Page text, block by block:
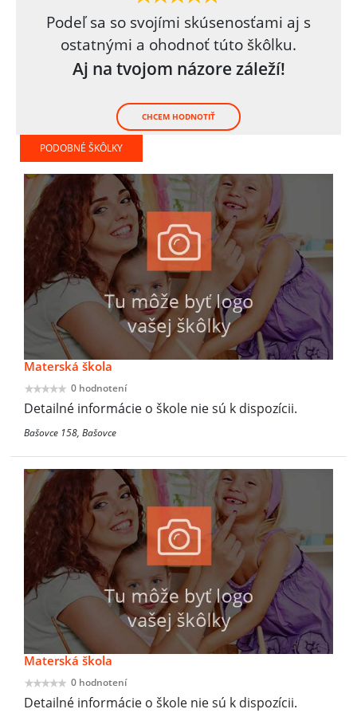
Podeľ sa so svojími skúsenosťami aj s
ostatnými a ohodnoť túto škôlku.
Aj na tvojom názore záleží!
CHCEM HODNOTIŤ
PODOBNÉ ŠKÔLKY
Materská škola
0 hodnotení
Detailné informácie o škole nie sú k dispozícii.
Bašovce 158, Bašovce
Materská škola
0 hodnotení
Detailné informácie o škole nie sú k dispozícii.